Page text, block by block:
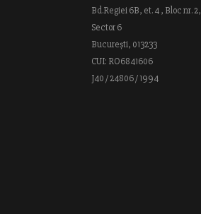
Bd.Regiei 6B, et. 4 , Bloc nr. 2,
Sector 6
București, 013233
CUI: RO6841606
J40 / 24806 / 1994